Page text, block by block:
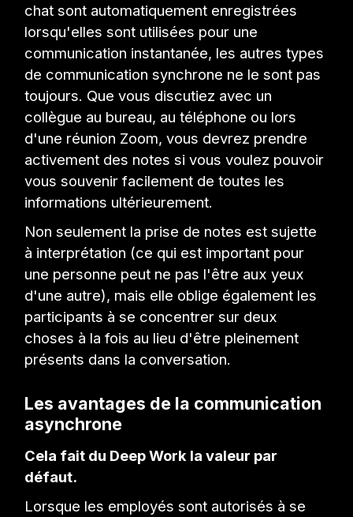
chat sont automatiquement enregistrées
lorsqu'elles sont utilisées pour une
communication instantanée, les autres types
de communication synchrone ne le sont pas
toujours. Que vous discutiez avec un
collègue au bureau, au téléphone ou lors
d'une réunion Zoom, vous devrez prendre
activement des notes si vous voulez pouvoir
vous souvenir facilement de toutes les
informations ultérieurement.
Non seulement la prise de notes est sujette
à interprétation (ce qui est important pour
une personne peut ne pas l'être aux yeux
d'une autre), mais elle oblige également les
participants à se concentrer sur deux
choses à la fois au lieu d'être pleinement
présents dans la conversation.
Les avantages de la communication
asynchrone
Cela fait du Deep Work la valeur par
défaut.
Lorsque les employés sont autorisés à se